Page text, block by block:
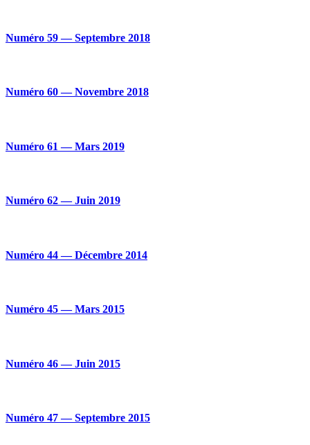
Numéro 59 — Septembre 2018
Numéro 60 — Novembre 2018
Numéro 61 — Mars 2019
Numéro 62 — Juin 2019
Numéro 44 — Décembre 2014
Numéro 45 — Mars 2015
Numéro 46 — Juin 2015
Numéro 47 — Septembre 2015